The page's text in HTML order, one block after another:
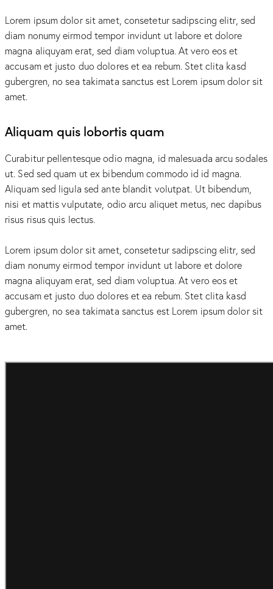
Lorem ipsum dolor sit amet, consetetur sadipscing elitr, sed
diam nonumy eirmod tempor invidunt ut labore et dolore
magna aliquyam erat, sed diam voluptua. At vero eos et
accusam et justo duo dolores et ea rebum. Stet clita kasd
gubergren, no sea takimata sanctus est Lorem ipsum dolor sit
amet.
Aliquam quis lobortis quam
Curabitur pellentesque odio magna, id malesuada arcu sodales
ut. Sed sed quam ut ex bibendum commodo id id magna.
Aliquam sed ligula sed ante blandit volutpat. Ut bibendum,
nisi et mattis vulputate, odio arcu aliquet metus, nec dapibus
risus risus quis lectus.
Lorem ipsum dolor sit amet, consetetur sadipscing elitr, sed
diam nonumy eirmod tempor invidunt ut labore et dolore
magna aliquyam erat, sed diam voluptua. At vero eos et
accusam et justo duo dolores et ea rebum. Stet clita kasd
gubergren, no sea takimata sanctus est Lorem ipsum dolor sit
amet.